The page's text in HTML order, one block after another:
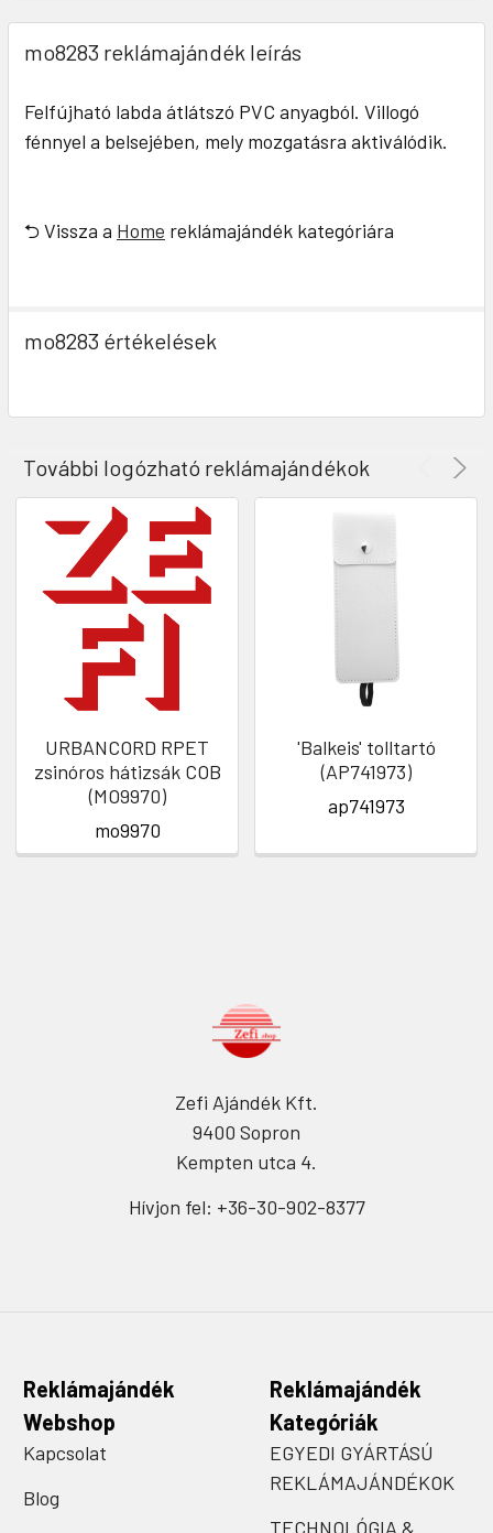
mo8283 reklámajándék leírás
Felfújható labda átlátszó PVC anyagból. Villogó
fénnyel a belsejében, mely mozgatásra aktiválódik.
⮌ Vissza a Home reklámajándék kategóriára
mo8283 értékelések
További logózható reklámajándékok
URBANCORD RPET
zsinóros hátizsák COB
(MO9970)
mo9970
'Balkeis' tolltartó
(AP741973)
ap741973
Zefi Ajándék Kft.
9400 Sopron
Kempten utca 4.
Hívjon fel: +36-30-902-8377
Reklámajándék
Webshop
Kapcsolat
Blog
Reklámajándék
Kategóriák
EGYEDI GYÁRTÁSÚ
REKLÁMAJÁNDÉKOK
TECHNOLÓGIA &